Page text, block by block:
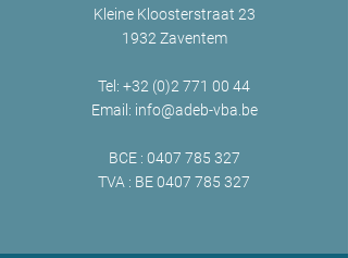
Kleine Kloosterstraat 23
1932 Zaventem
Tel: +32 (0)2 771 00 44
Email: info@adeb-vba.be
BCE : 0407 785 327
TVA : BE0407 785 327